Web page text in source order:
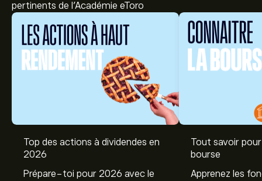
pertinents de l'Académie eToro
Top des actions à dividendes en
2026
Prépare-toi pour 2026 avec le
Tout savoir
bourse
Apprenez les
Le prix actuel de l'action IIPR est de 59.16‎$‎.